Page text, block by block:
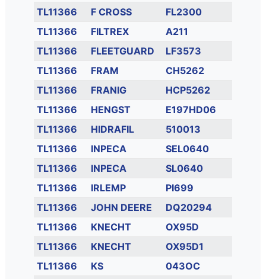
TL11366
F CROSS
FL2300
TL11366
FILTREX
A211
TL11366
FLEETGUARD
LF3573
TL11366
FRAM
CH5262
TL11366
FRANIG
HCP5262
TL11366
HENGST
E197HD06
TL11366
HIDRAFIL
510013
TL11366
INPECA
SEL0640
TL11366
INPECA
SL0640
TL11366
IRLEMP
PI699
TL11366
JOHN DEERE
DQ20294
TL11366
KNECHT
OX95D
TL11366
KNECHT
OX95D1
TL11366
KS
043OC